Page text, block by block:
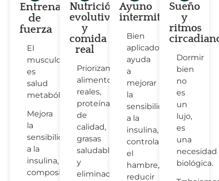
Entrenamiento
de
fuerza
El
musculo
es
salud
metabólica.
Mejora
la
sensibilidad
a la
insulina,
composición
Nutrición
evolutiva
y
comida
real
Priorizamos
alimentos
reales,
proteínas
de
calidad,
grasas
saludables
y
eliminación
Ayuno
intermitente
Bien
aplicado
ayuda
a
mejorar
la
sensibilidad
a la
insulina,
controlar
el
hambre,
reducir
Sueño
y
ritmos
Dormir
bien
no
es
un
lujo,
es
una
necesidad
biológica.